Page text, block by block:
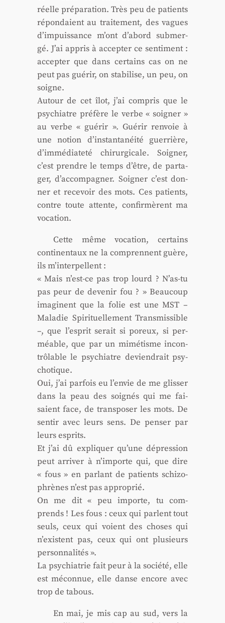
réelle pré­pa­ra­tion. Très peu de patients
répon­daient au trai­te­ment, des vagues
d’impuissance m’ont d’abord sub­mer­
gé. J’ai appris à accep­ter ce sen­ti­ment :
accep­ter que dans cer­tains cas on ne
peut pas gué­rir, on sta­bi­lise, un peu, on
soigne.
Autour de cet îlot, j’ai com­pris que le
psy­chiatre pré­fère le verbe « soi­gner »
au verbe « gué­rir ». Gué­rir ren­voie à
une notion d’instantanéité guer­rière,
d’immédiateté chi­rur­gi­cale. Soi­gner,
c’est prendre le temps d’être, de par­ta­
ger, d’accompagner. Soi­gner c’est don­
ner et rece­voir des mots. Ces patients,
contre toute attente, confir­mèrent ma
voca­tion.
Cette même voca­tion, cer­tains
conti­nen­taux ne la com­prennent guère,
ils m’interpellent :
« Mais n’est-ce pas trop lourd ? N’as-tu
pas peur de deve­nir fou ? » Beau­coup
ima­ginent que la folie est une MST –
Mala­die Spi­ri­tuel­le­ment Trans­mis­sible
–, que l’esprit serait si poreux, si per­
méable, que par un mimé­tisme incon­
trô­lable le psy­chiatre devien­drait psy­
cho­tique.
Oui, j’ai par­fois eu l’envie de me glis­ser
dans la peau des soi­gnés qui me fai­
saient face, de trans­po­ser les mots. De
sen­tir avec leurs sens. De pen­ser par
leurs esprits.
Et j’ai dû expli­quer qu’une dépres­sion
peut arri­ver à n’importe qui, que dire
« fous » en par­lant de patients schi­zo­
phrènes n’est pas appro­prié.
On me dit « peu importe, tu com­
prends ! Les fous : ceux qui parlent tout
seuls, ceux qui voient des choses qui
n’existent pas, ceux qui ont plu­sieurs
per­son­na­li­tés ».
La psy­chia­trie fait peur à la socié­té, elle
est mécon­nue, elle danse encore avec
trop de tabous.
En mai, je mis cap au sud, vers la